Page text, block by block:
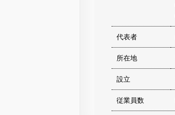
代表者
所在地
設立
従業員数